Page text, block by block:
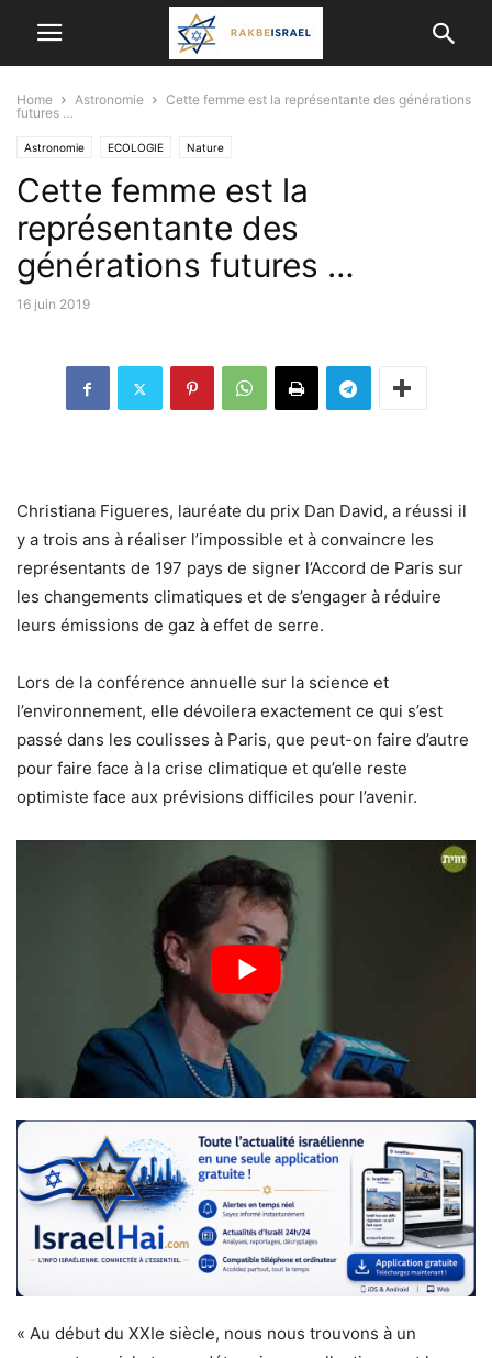
Home Astronomie
Cette femme est la représentante des générations
futures …
Astronomie ECOLOGIE Nature
Cette femme est la
représentante des
générations futures …
16 juin 2019
Christiana Figueres, lauréate du prix Dan David, a réussi il
y a trois ans à réaliser l’impossible et à convaincre les
représentants de 197 pays de signer l’Accord de Paris sur
les changements climatiques et de s’engager à réduire
leurs émissions de gaz à effet de serre.
Lors de la conférence annuelle sur la science et
l’environnement, elle dévoilera exactement ce qui s’est
passé dans les coulisses à Paris, que peut-on faire d’autre
pour faire face à la crise climatique et qu’elle reste
optimiste face aux prévisions difficiles pour l’avenir.
« Au début du XXIe siècle, nous nous trouvons à un